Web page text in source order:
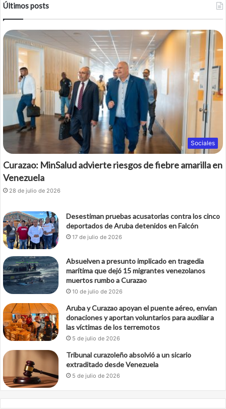
Últimos posts
Sociales
Curazao: MinSalud advierte riesgos de fiebre amarilla en
Venezuela
28 de julio de 2026
Desestiman pruebas acusatorias contra los cinco
deportados de Aruba detenidos en Falcón
17 de julio de 2026
Absuelven a presunto implicado en tragedia
marítima que dejó 15 migrantes venezolanos
muertos rumbo a Curazao
10 de julio de 2026
Aruba y Curazao apoyan el puente aéreo, envían
donaciones y aportan voluntarios para auxiliar a
las víctimas de los terremotos
5 de julio de 2026
Tribunal curazoleño absolvió a un sicario
extraditado desde Venezuela
5 de julio de 2026